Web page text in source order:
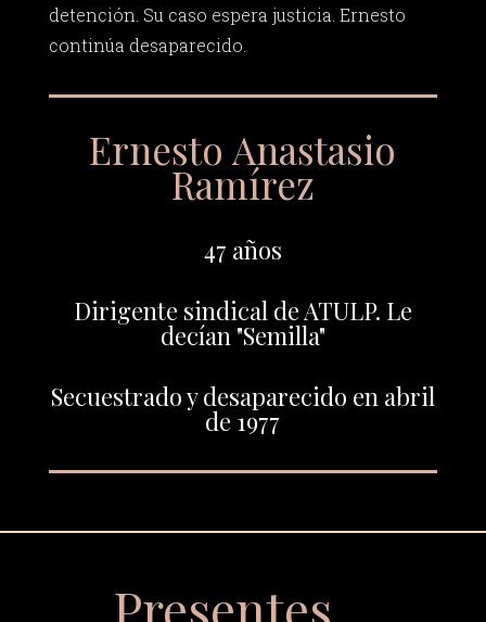
detención. Su caso espera justicia. Ernesto
continúa desaparecido.
Ernesto Anastasio
Ramírez
47 años
Dirigente sindical de ATULP. Le
decían "Semilla"
Secuestrado y desaparecido en abril
de 1977
Presentes…